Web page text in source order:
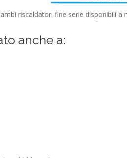
riscaldatori fine serie disponibili a
anche a: